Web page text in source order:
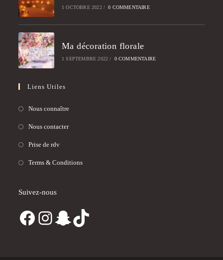
1 OCTOBRE 2022 / 0 COMMENTAIRE
Ma décoration florale
1 SEPTEMBRE 2022 / 0 COMMENTAIRE
Liens Utiles
Nous connaître
Nous contacter
Prise de rdv
Terms & Conditions
Suivez-nous